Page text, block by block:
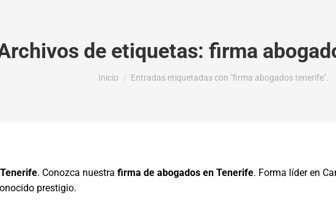
de etiquetas: firma
Estás aquí:
Inicio Entradas etiquetadas con "firma abogados tenerife".
. Conozca nuestra firma de abogados en Tenerife. Forma líder en
prestigio.